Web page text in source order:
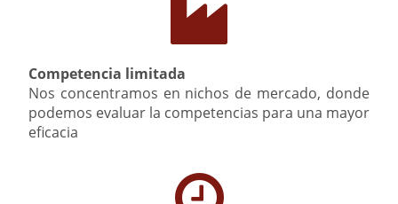
Competencia limitada
Nos concentramos en nichos de mercado, donde
podemos evaluar la competencias para una mayor
eficacia